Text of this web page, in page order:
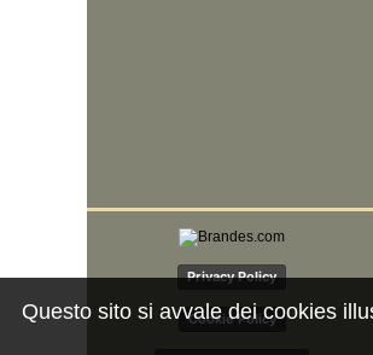
Questo sito si avvale dei cookies
Privacy Policy
Cookie Policy